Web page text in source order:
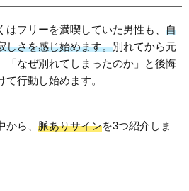
フリーを満喫していた男性も、 自
しさを感じ始めます。別れてから元
「なぜ別れてしまったのか」と後悔
行動し始めます。
ら、 脈ありサインを3つ紹介しま